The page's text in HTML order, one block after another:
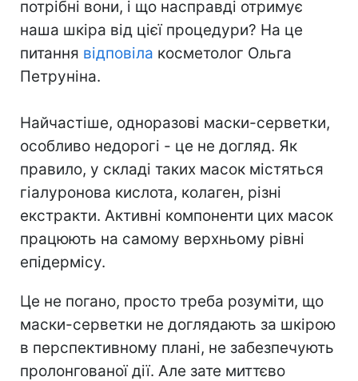
потрібні вони, і що насправді отримує
наша шкіра від цієї процедури? На це
питання відповіла косметолог Ольга
Петруніна.
Найчастіше, одноразові маски-серветки,
особливо недорогі - це не догляд. Як
правило, у складі таких масок містяться
гіалуронова кислота, колаген, різні
екстракти. Активні компоненти цих масок
працюють на самому верхньому рівні
епідермісу.
Це не погано, просто треба розуміти, що
маски-серветки не доглядають за шкірою
в перспективному плані, не забезпечують
пролонгованої дії. Але зате миттєво